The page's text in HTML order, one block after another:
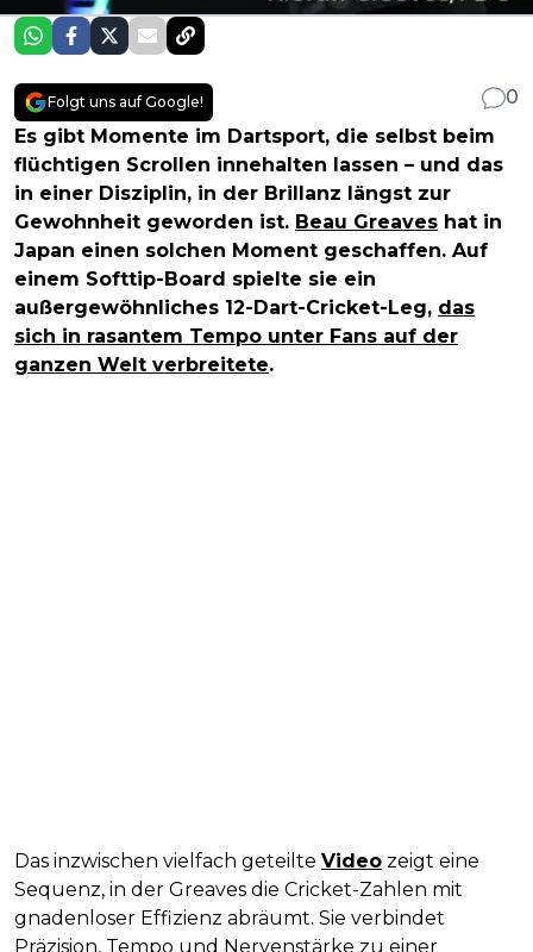
Folgt uns auf Google!
0
Es gibt Momente im Dartsport, die selbst beim
flüchtigen Scrollen innehalten lassen – und das
in einer Disziplin, in der Brillanz längst zur
Gewohnheit geworden ist. Beau Greaves hat in
Japan einen solchen Moment geschaffen. Auf
einem Softtip-Board spielte sie ein
außergewöhnliches 12-Dart-Cricket-Leg, das
sich in rasantem Tempo unter Fans auf der
ganzen Welt verbreitete.
Das inzwischen vielfach geteilte Video zeigt eine
Sequenz, in der Greaves die Cricket-Zahlen mit
gnadenloser Effizienz abräumt. Sie verbindet
Präzision, Tempo und Nervenstärke zu einer